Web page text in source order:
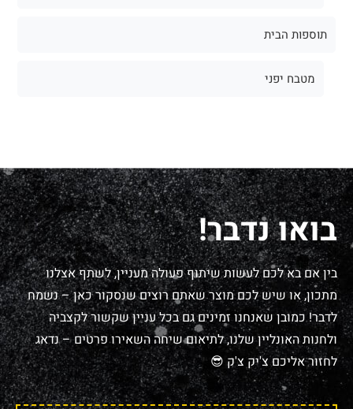
תוספות הבית
מטבח יפני
בואו נדבר!
בין אם בא לכם לעשות שיתוף פעולה מעניין, לשתף אצלנו
מתכון, או שיש לכם מוצר שאתם רוצים שנסקור כאן – נשמח
לדבר! כמובן שאנחנו זמינים גם בכל עניין שקשור לקצביה
ולחנות האונליין שלנו, לתיאום שיחה השאירו פרטים – נדאג
לחזור אליכם צ'יק צ'ק 😎